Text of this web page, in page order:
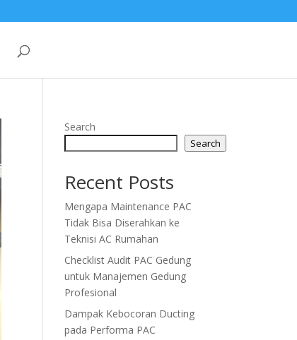
Search
Search
Recent Posts
Mengapa Maintenance PAC
Tidak Bisa Diserahkan ke
Teknisi AC Rumahan
Checklist Audit PAC Gedung
untuk Manajemen Gedung
Profesional
Dampak Kebocoran Ducting
pada Performa PAC